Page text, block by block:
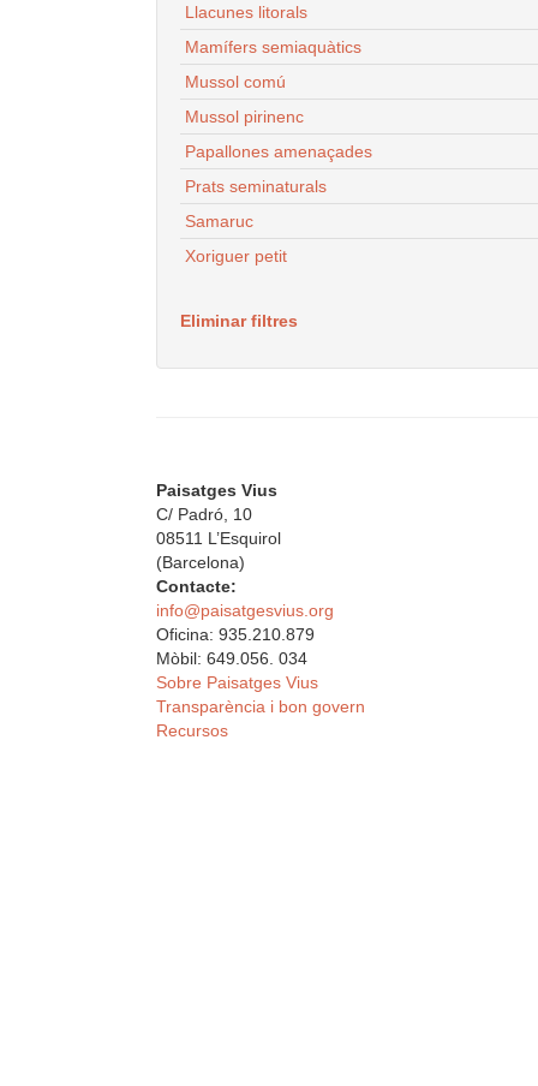
Llacunes litorals
Mamífers semiaquàtics
Mussol comú
Mussol pirinenc
Papallones amenaçades
Prats seminaturals
Samaruc
Xoriguer petit
Eliminar filtres
Paisatges Vius
C/ Padró, 10
08511 L’Esquirol
(Barcelona)
Contacte:
info@paisatgesvius.org
Oficina: 935.210.879
Mòbil: 649.056. 034
Sobre Paisatges Vius
Transparència i bon govern
Recursos